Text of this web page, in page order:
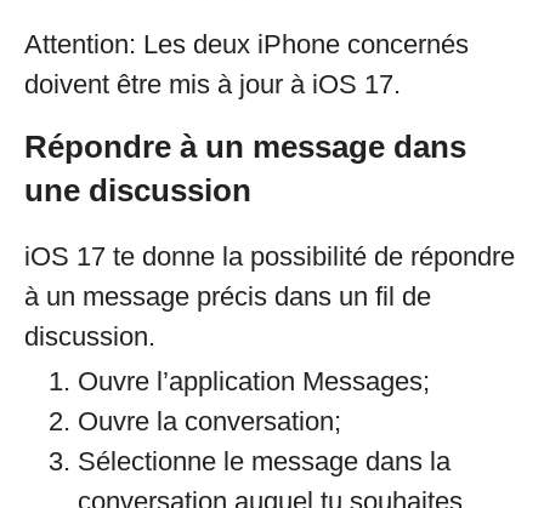
Attention: Les deux iPhone concernés
doivent être mis à jour à iOS 17.
Répondre à un message dans
une discussion
iOS 17 te donne la possibilité de répondre
à un message précis dans un fil de
discussion.
Ouvre l’application Messages;
Ouvre la conversation;
Sélectionne le message dans la
conversation auquel tu souhaites